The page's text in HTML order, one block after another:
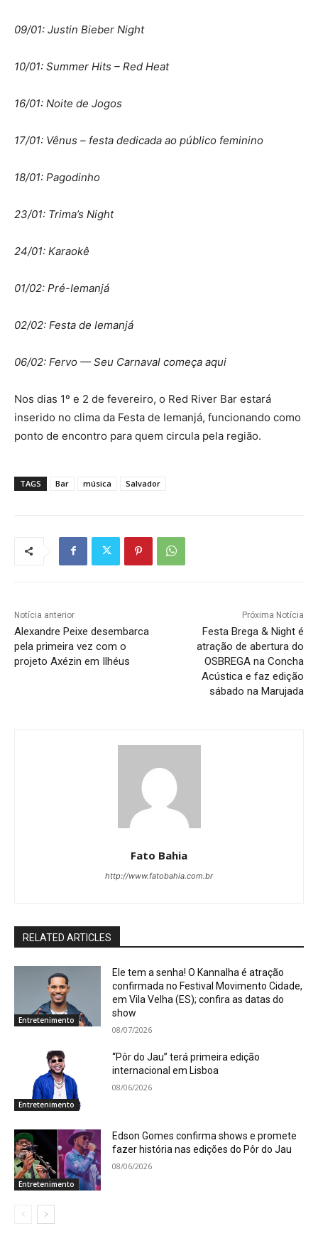
09/01: Justin Bieber Night
10/01: Summer Hits – Red Heat
16/01: Noite de Jogos
17/01: Vênus – festa dedicada ao público feminino
18/01: Pagodinho
23/01: Trima’s Night
24/01: Karaokê
01/02: Pré-Iemanjá
02/02: Festa de Iemanjá
06/02: Fervo — Seu Carnaval começa aqui
Nos dias 1º e 2 de fevereiro, o Red River Bar estará
inserido no clima da Festa de Iemanjá, funcionando como
ponto de encontro para quem circula pela região.
TAGS Bar música Salvador
Notícia anterior
Alexandre Peixe desembarca
pela primeira vez com o
projeto Axézin em Ilhéus
Próxima Notícia
Festa Brega & Night é
atração de abertura do
OSBREGA na Concha
Acústica e faz edição
sábado na Marujada
Fato Bahia
http://www.fatobahia.com.br
RELATED ARTICLES
Entretenimento
Ele tem a senha! O Kannalha é atração
confirmada no Festival Movimento Cidade,
em Vila Velha (ES); confira as datas do
show
08/07/2026
Entretenimento
“Pôr do Jau” terá primeira edição
internacional em Lisboa
08/06/2026
Entretenimento
Edson Gomes confirma shows e promete
fazer história nas edições do Pôr do Jau
08/06/2026